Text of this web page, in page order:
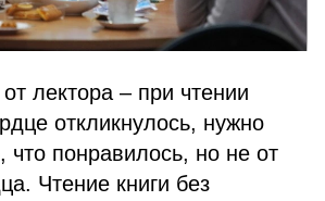
лектора – при чтении
откликнулось, нужно
что понравилось, но не от
Чтение книги без